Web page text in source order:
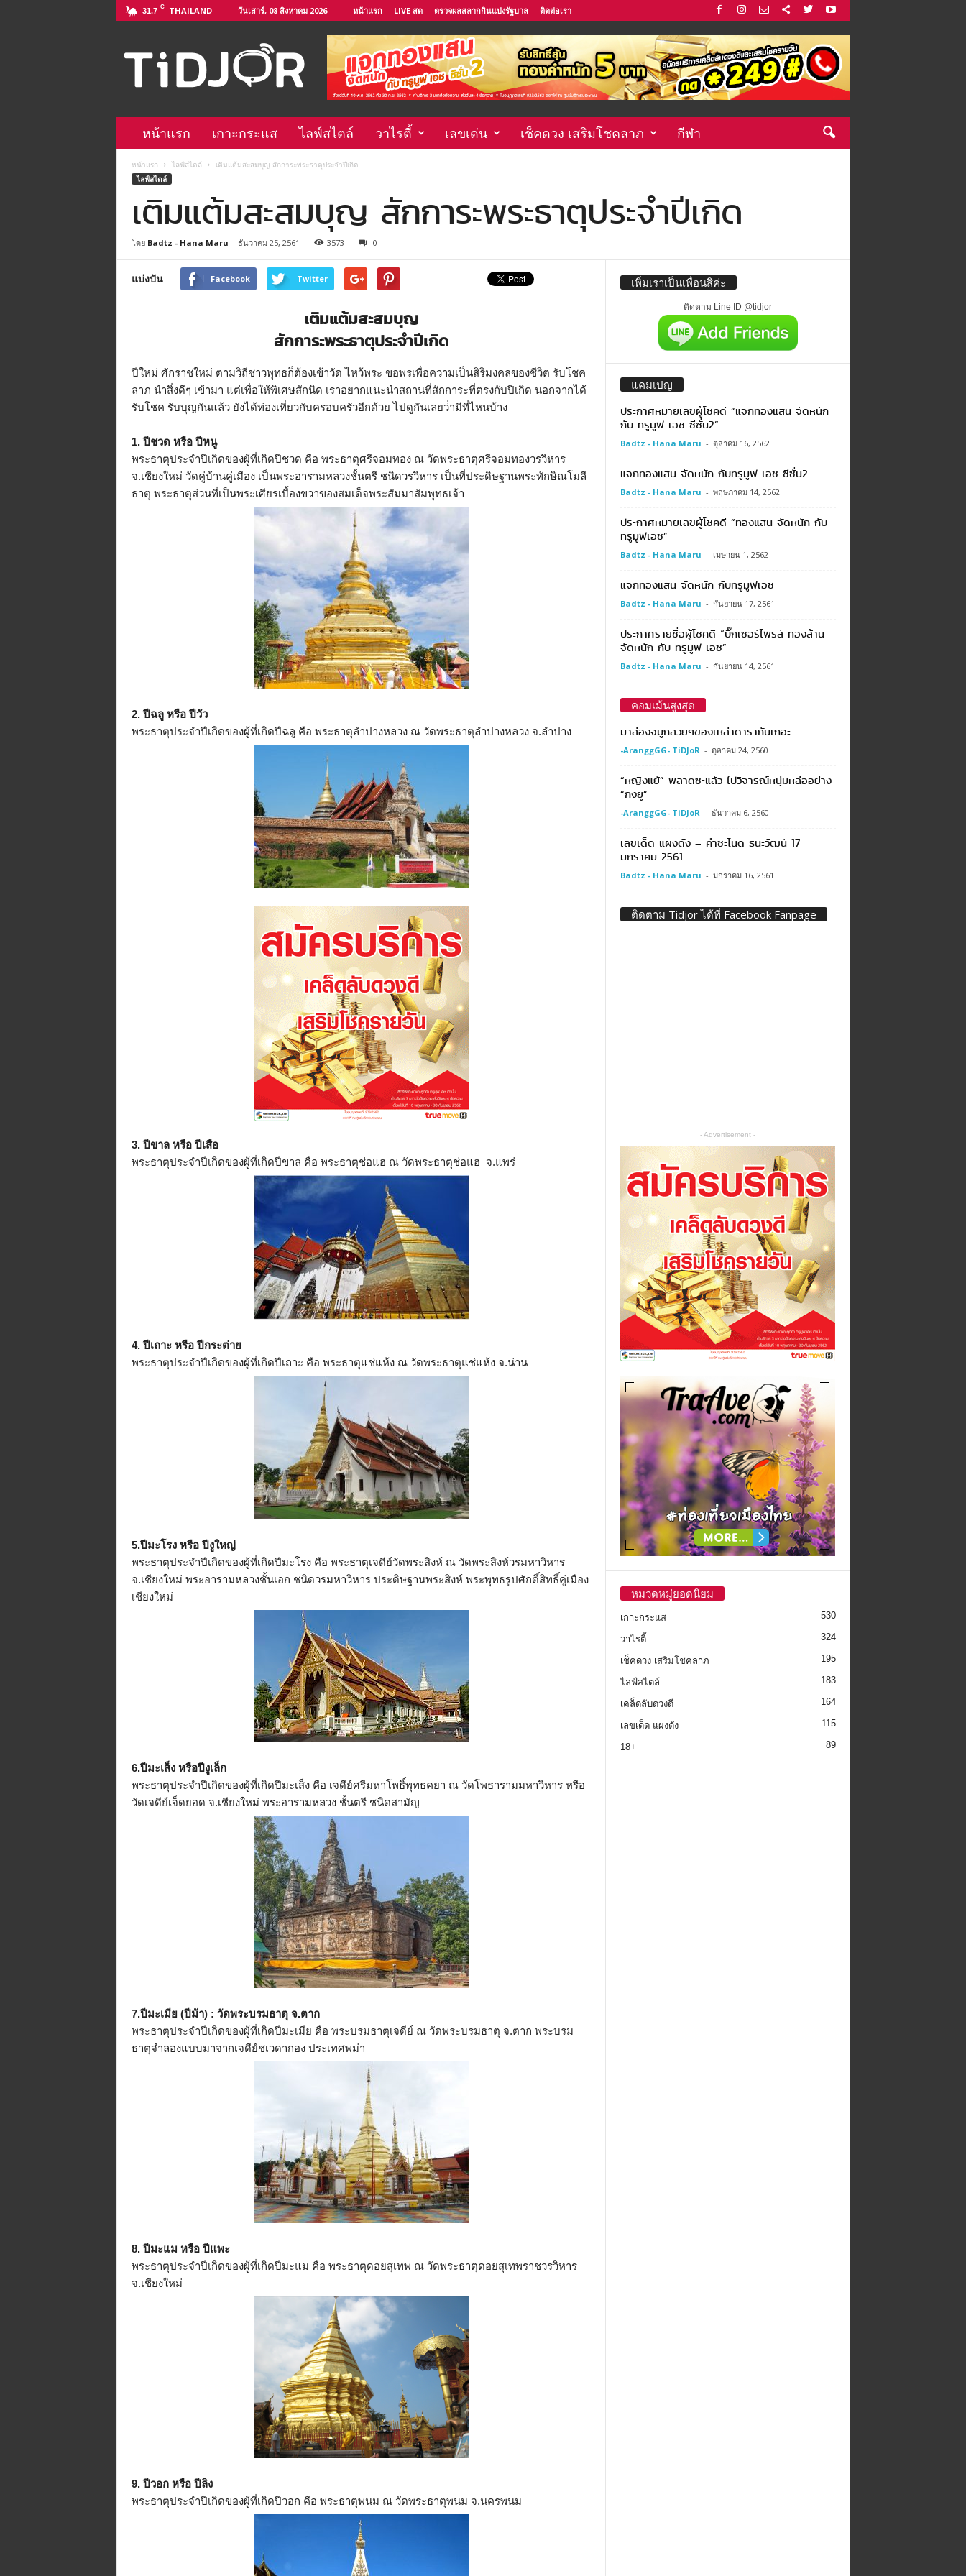
31.7 C THAILAND วันเสาร์, 08 สิงหาคม 2026 หน้าแรก LIVE สด ตรวจผลสลากกินแบ่งรัฐบาล ติดต่อเรา
:
หน้าแรก เกาะกระแส ไลฟ์สไตล์ วาไรตี้ เลขเด่น เช็คดวง เสริมโชคลาภ กีฬา
หน้าแรก ไลฟ์สไตล์
เติมแต้มสะสมบุญ สักการะพระธาตุประจำปีเกิด
ไลฟ์สไตล์
เติมแต้มสะสมบุญ สักการะพระธาตุประจำปีเกิด
โดย Badtz - Hana Maru - ธันวาคม 25, 2561 3573 0
แบ่งปัน Facebook Twitter
เติมแต้มสะสมบุญ
สักการะพระธาตุประจำปีเกิด
ปีใหม่ ศักราชใหม่ ตามวิถีชาวพุทธก็ต้องเข้าวัด ไหว้พระ ขอพรเพื่อความเป็นสิริมงคลของชีวิต รับโชค
ลาภ นำสิ่งดีๆ เข้ามา แต่เพื่อให้พิเศษสักนิด เราอยากแนะนำสถานที่สักการะที่ตรงกับปีเกิด นอกจากได้
รับโชค รับบุญกันแล้ว ยังได้ท่องเที่ยวกับครอบครัวอีกด้วย ไปดูกันเลยว่่ามีที่ไหนบ้าง
1. ปีชวด หรือ ปีหนู
พระธาตุประจำปีเกิดของผู้ที่เกิดปีชวด คือ พระธาตุศรีจอมทอง ณ วัดพระธาตุศรีจอมทองวรวิหาร
จ.เชียงใหม่ วัดคู่บ้านคู่เมือง เป็นพระอารามหลวงชั้นตรี ชนิดวรวิหาร เป็นที่ประดิษฐานพระทักษิณโมลี
ธาตุ พระธาตุส่วนที่เป็นพระเศียรเบื้องขวาของสมเด็จพระสัมมาสัมพุทธเจ้า
2. ปีฉลู หรือ ปีวัว
พระธาตุประจำปีเกิดของผู้ที่เกิดปีฉลู คือ พระธาตุลำปางหลวง ณ วัดพระธาตุลำปางหลวง จ.ลำปาง
3. ปีขาล หรือ ปีเสือ
พระธาตุประจำปีเกิดของผู้ที่เกิดปีขาล คือ พระธาตุช่อแฮ ณ วัดพระธาตุช่อแฮ จ.แพร่
4. ปีเถาะ หรือ ปีกระต่าย
พระธาตุประจำปีเกิดของผู้ที่เกิดปีเถาะ คือ พระธาตุแช่แห้ง ณ วัดพระธาตุแช่แห้ง จ.น่าน
5.ปีมะโรง หรือ ปีงูใหญ่
พระธาตุประจำปีเกิดของผู้ที่เกิดปีมะโรง คือ พระธาตุเจดีย์วัดพระสิงห์ ณ วัดพระสิงห์วรมหาวิหาร
จ.เชียงใหม่ พระอารามหลวงชั้นเอก ชนิดวรมหาวิหาร ประดิษฐานพระสิงห์ พระพุทธรูปศักดิ์สิทธิ์คู่เมือง
เชียงใหม่
6.ปีมะเส็ง หรือปีงูเล็ก
พระธาตุประจำปีเกิดของผู้ที่เกิดปีมะเส็ง คือ เจดีย์ศรีมหาโพธิ์พุทธคยา ณ วัดโพธารามมหาวิหาร หรือ
วัดเจดีย์เจ็ดยอด จ.เชียงใหม่ พระอารามหลวง ชั้นตรี ชนิดสามัญ
7.ปีมะเมีย (ปีม้า) : วัดพระบรมธาตุ จ.ตาก
พระธาตุประจำปีเกิดของผู้ที่เกิดปีมะเมีย คือ พระบรมธาตุเจดีย์ ณ วัดพระบรมธาตุ จ.ตาก พระบรม
ธาตุจำลองแบบมาจากเจดีย์ชเวดากอง ประเทศพม่า
8. ปีมะแม หรือ ปีแพะ
พระธาตุประจำปีเกิดของผู้ที่เกิดปีมะแม คือ พระธาตุดอยสุเทพ ณ วัดพระธาตุดอยสุเทพราชวรวิหาร
จ.เชียงใหม่
9. ปีวอก หรือ ปีลิง
พระธาตุประจำปีเกิดของผู้ที่เกิดปีวอก คือ พระธาตุพนม ณ วัดพระธาตุพนม จ.นครพนม
เพิ่มเราเป็นเพื่อนสิค่ะ
ติดตาม Line ID @tidjor
แคมเปญ
ประกาศหมายเลขผู้โชคดี “แจกทองแสน จัดหนัก
กับ ทรูมูฟ เอช ซีซั่น2”
Badtz - Hana Maru - ตุลาคม 16, 2562
แจกทองแสน จัดหนัก กับทรูมูฟ เอช ซีซั่น2
Badtz - Hana Maru - พฤษภาคม 14, 2562
ประกาศหมายเลขผู้โชคดี “ทองแสน จัดหนัก กับ
ทรูมูฟเอช”
Badtz - Hana Maru - เมษายน 1, 2562
แจกทองแสน จัดหนัก กับทรูมูฟเอช
Badtz - Hana Maru - กันยายน 17, 2561
ประกาศรายชื่อผู้โชคดี “บิ๊กเซอร์ไพรส์ ทองล้าน
จัดหนัก กับ ทรูมูฟ เอช”
Badtz - Hana Maru - กันยายน 14, 2561
คอมเม้นสูงสุด
มาส่องจมูกสวยๆของเหล่าดารากันเถอะ
-AranggGG- TiDJoR - ตุลาคม 24, 2560
“หญิงแย้” พลาดซะแล้ว ไปวิจารณ์หนุ่มหล่ออย่าง
“กงยู”
-AranggGG- TiDJoR - ธันวาคม 6, 2560
เลขเด็ด แผงดัง – คำชะโนด ธนะวัฒน์ 17
มกราคม 2561
Badtz - Hana Maru - มกราคม 16, 2561
ติดตาม Tidjor ได้ที่ Facebook Fanpage
- Advertisement -
หมวดหมู่ยอดนิยม
เกาะกระแส 530
วาไรตี้ 324
เช็คดวง เสริมโชคลาภ 195
ไลฟ์สไตล์ 183
เคล็ดลับดวงดี 164
เลขเด็ด แผงดัง 115
18+ 89